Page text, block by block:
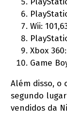
Wii:
Xbox
Game
Além disso, o
segundo
vendidos da